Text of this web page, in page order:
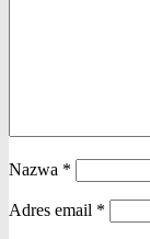
Nazwa *
Adres email *